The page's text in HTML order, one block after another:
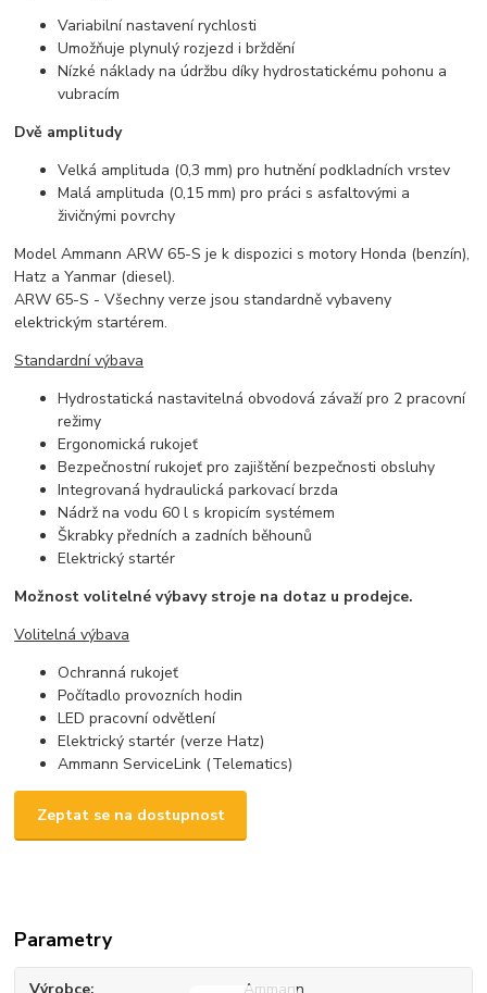
Variabilní nastavení rychlosti
Umožňuje plynulý rozjezd i brždění
Nízké náklady na údržbu díky hydrostatickému pohonu a
vubracím
Dvě amplitudy
Velká amplituda (0,3 mm) pro hutnění podkladních vrstev
Malá amplituda (0,15 mm) pro práci s asfaltovými a
živičnými povrchy
Model Ammann ARW 65-S je k dispozici s motory Honda (benzín),
Hatz a Yanmar (diesel).
ARW 65-S - Všechny verze jsou standardně vybaveny
elektrickým startérem.
Standardní výbava
Hydrostatická nastavitelná obvodová závaží pro 2 pracovní
režimy
Ergonomická rukojeť
Bezpečnostní rukojeť pro zajištění bezpečnosti obsluhy
Integrovaná hydraulická parkovací brzda
Nádrž na vodu 60 l s kropicím systémem
Škrabky předních a zadních běhounů
Elektrický startér
Možnost volitelné výbavy stroje na dotaz u prodejce.
Volitelná výbava
Ochranná rukojeť
Počítadlo provozních hodin
LED pracovní odvětlení
Elektrický startér (verze Hatz)
Ammann ServiceLink (Telematics)
Zeptat se na dostupnost
Parametry